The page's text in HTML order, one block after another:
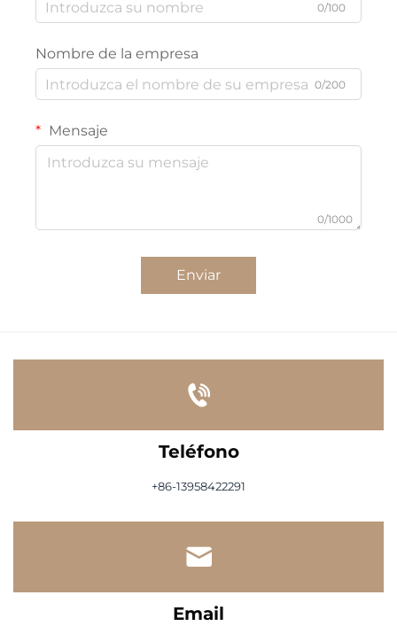
0/100
Nombre de la empresa
0/200
Mensaje
0/1000
Enviar
Teléfono
+86-13958422291
Email